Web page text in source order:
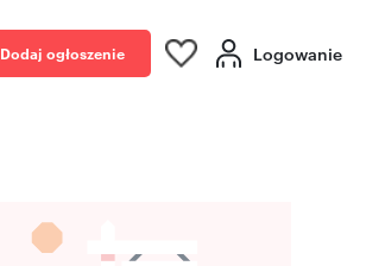
Dodaj ogłoszenie Logowanie